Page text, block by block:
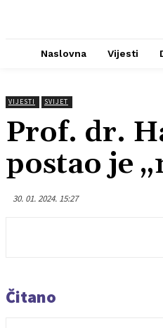
Naslovna Vijesti
VIJESTI SVIJET
Prof. dr.
postao je
30. 01. 2024. 15:27
Čitano